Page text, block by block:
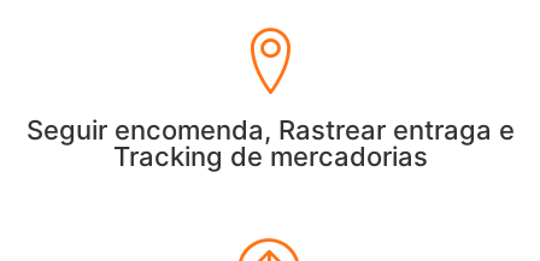
Seguir encomenda, Rastrear entraga e
Tracking de mercadorias